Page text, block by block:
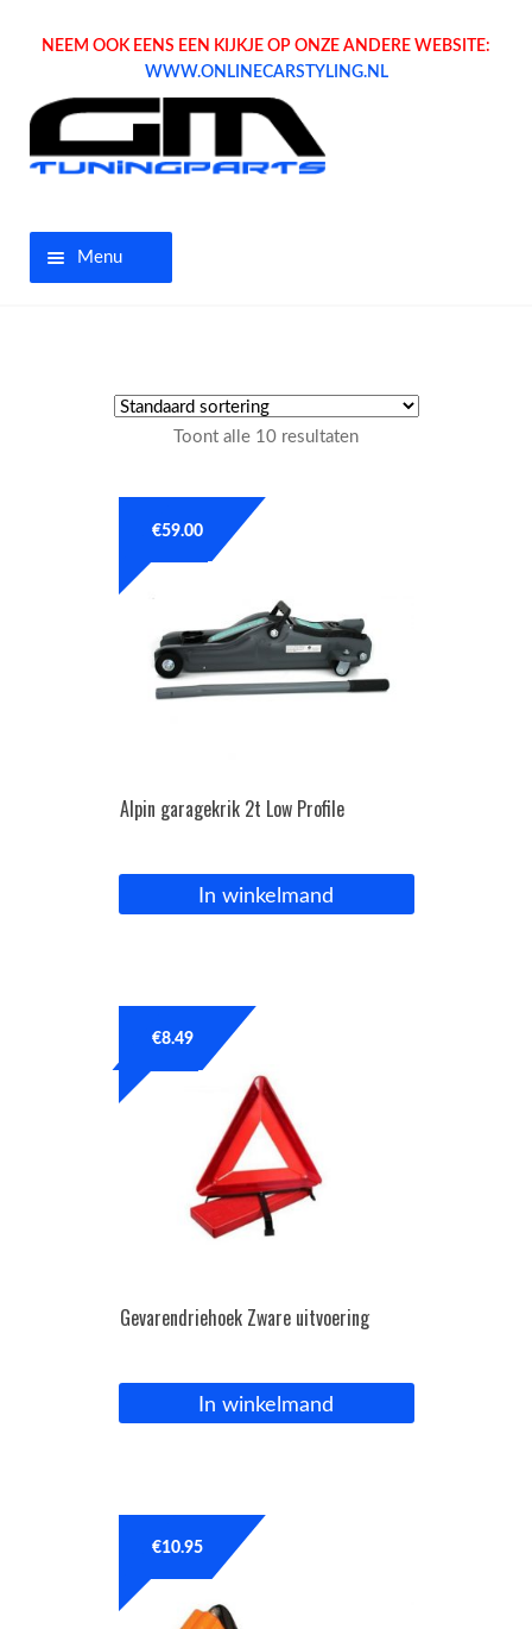
NEEM OOK EENS EEN KIJKJE OP ONZE ANDERE WEBSITE:
WWW.ONLINECARSTYLING.NL
Menu
Tuning parts
OPC Line
Bedrijfswagen parts
Inloggen / Registreren
Toont alle 10 resultaten
Alpin garagekrik 2t Low Profile
€59.00
In winkelmand
Gevarendriehoek Zware uitvoering
€8.49
In winkelmand
€10.95